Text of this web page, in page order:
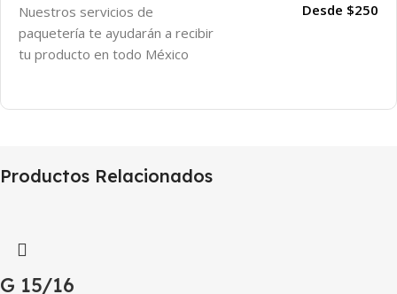
Nuestros servicios de
paquetería te ayudarán a recibir
tu producto en todo México
Desde $250
Productos Relacionados
G 15/16